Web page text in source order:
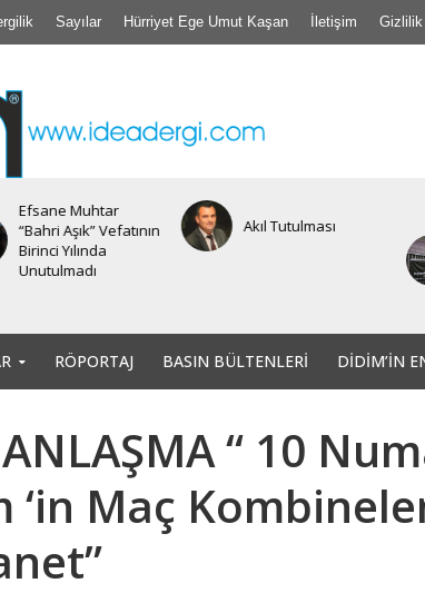
Sayılar Hürriyet Ege Umut Kaşan İletişim
Akıl Tutulması
Kadınları Hem
RÖPORTAJ BASIN BÜLTENLERI DIDIM’IN
“ 10
Maç